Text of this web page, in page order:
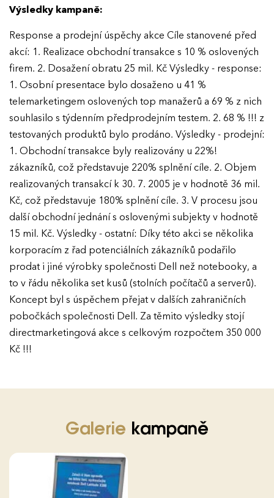
Výsledky kampaně:
Response a prodejní úspěchy akce Cíle stanovené před
akcí: 1. Realizace obchodní transakce s 10 % oslovených
firem. 2. Dosažení obratu 25 mil. Kč Výsledky - response:
1. Osobní presentace bylo dosaženo u 41 %
telemarketingem oslovených top manažerů a 69 % z nich
souhlasilo s týdenním předprodejním testem. 2. 68 % !!! z
testovaných produktů bylo prodáno. Výsledky - prodejní:
1. Obchodní transakce byly realizovány u 22%!
zákazníků, což představuje 220% splnění cíle. 2. Objem
realizovaných transakcí k 30. 7. 2005 je v hodnotě 36 mil.
Kč, což představuje 180% splnění cíle. 3. V procesu jsou
další obchodní jednání s oslovenými subjekty v hodnotě
15 mil. Kč. Výsledky - ostatní: Díky této akci se několika
korporacím z řad potenciálních zákazníků podařilo
prodat i jiné výrobky společnosti Dell než notebooky, a
to v řádu několika set kusů (stolních počítačů a serverů).
Koncept byl s úspěchem přejat v dalších zahraničních
pobočkách společnosti Dell. Za těmito výsledky stojí
directmarketingová akce s celkovým rozpočtem 350 000
Kč !!!
Galerie kampaně